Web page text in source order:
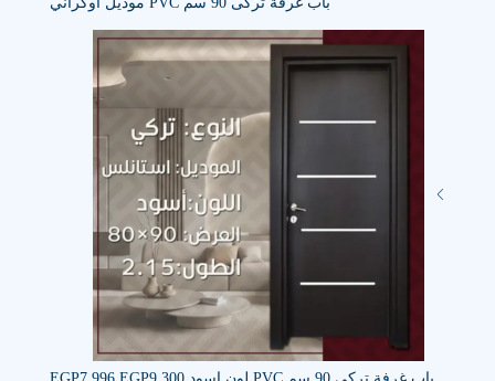
باب غرفة تركى 90 سم PVC لون اسود 9.300
EGP
7.996
EGP